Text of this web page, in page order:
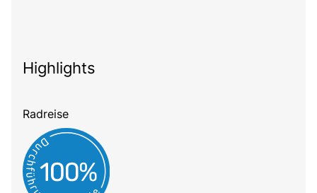
Highlights
Radreise